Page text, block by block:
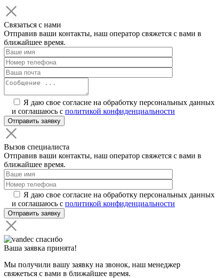
Связаться с нами
Отправив ваши контакты, наш оператор свяжется с вами в
ближайшее время.
Я даю свое согласие на обработку персональных данных
и соглашаюсь с политикой конфиденциальности
Вызов специалиста
Отправив ваши контакты, наш оператор свяжется с вами в
ближайшее время.
Я даю свое согласие на обработку персональных данных
и соглашаюсь с политикой конфиденциальности
Ваша заявка принята!
Мы получили вашу заявку на звонок, наш менеджер
свяжеться с вами в ближайшее время.